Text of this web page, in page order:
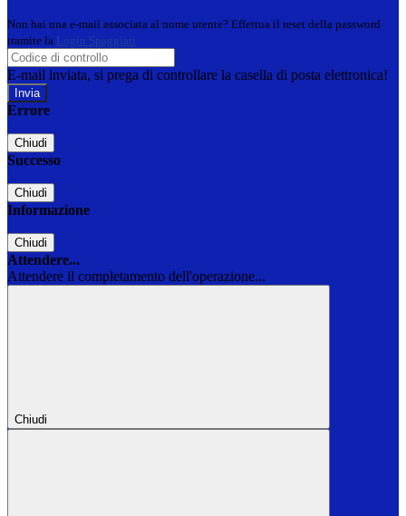
Non hai una e-mail associata al nome utente? Effettua il reset della password
tramite la Login Spaggiari
E-mail inviata, si prega di controllare la casella di posta elettronica!
Errore
Chiudi
Successo
Chiudi
Informazione
Chiudi
Attendere...
Attendere il completamento dell'operazione...
Chiudi